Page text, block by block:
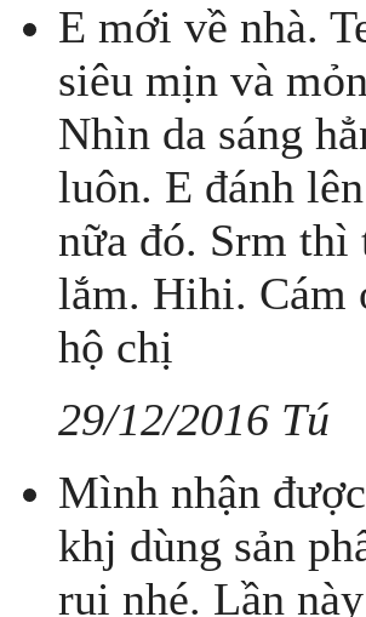
E mới về nhà.
siêu mịn và
Nhìn da sáng
luôn. E đánh
nữa đó. Srm thì
lắm. Hihi. Cám
hộ chị
29/12/2016 Tú
Mình nhận
khj dùng sản
rui nhé. Lần